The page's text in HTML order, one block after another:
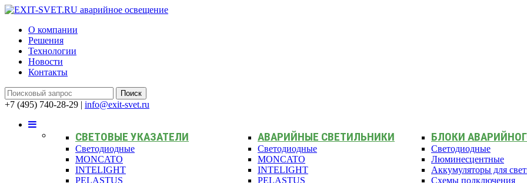
О компании
Решения
Технологии
Новости
Контакты
+7 (495) 740-28-29 | info@exit-svet.ru
СВЕТОВЫЕ УКАЗАТЕЛИ
Светодиодные
MONCATO
INTELIGHT
PELASTUS
АВАРИЙНЫЕ СВЕТИЛЬНИКИ
Светодиодные
MONCATO
INTELIGHT
PELASTUS
БЛОКИ
Светодиодные
Люминесцентные
Аккумуляторы для
Схемы подключения